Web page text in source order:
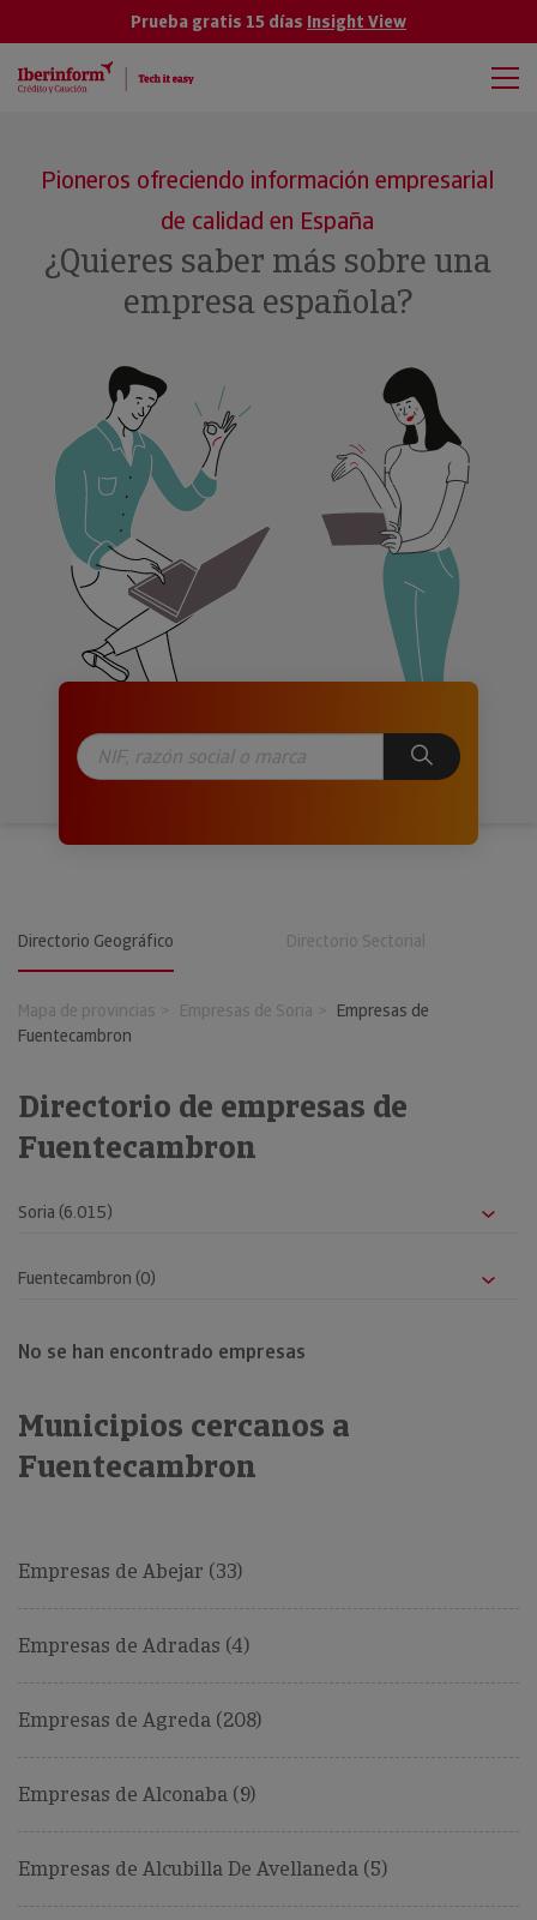
Prueba gratis 15 días Insight View
Pioneros ofreciendo información empresarial
de calidad en España
¿Quieres saber más sobre una
empresa española?
Directorio Geográfico Directorio Sectorial
Mapa de provincias Empresas de Soria
Empresas de
Fuentecambron
Directorio de empresas de
Fuentecambron
No se han encontrado empresas
Municipios cercanos a
Fuentecambron
Empresas de Abejar (33)
Empresas de Adradas (4)
Empresas de Agreda (208)
Empresas de Alconaba (9)
Empresas de Alcubilla De Avellaneda (5)